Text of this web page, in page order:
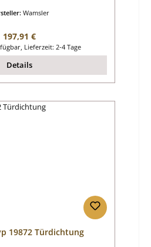
Wamsler
Regulärer Preis:
197,91 €
Lieferzeit: 2-4 Tage
Details
19872 Türdichtung